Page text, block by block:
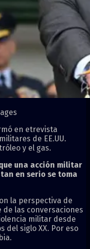
en etrevista
de EE.UU.
y el gas.
una acción militar
en serio se toma
la perspectiva de
las conversaciones
militar desde
del siglo XX. Por eso